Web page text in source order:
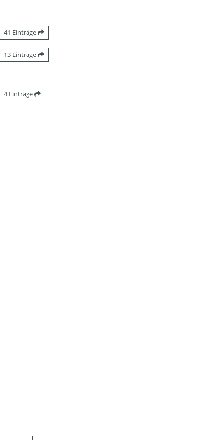
41 Einträge
13 Einträge
4 Einträge